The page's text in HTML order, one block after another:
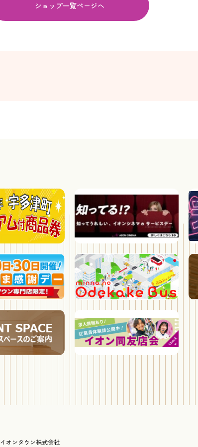
ショップ一覧ページへ
イオンタウン株式会社